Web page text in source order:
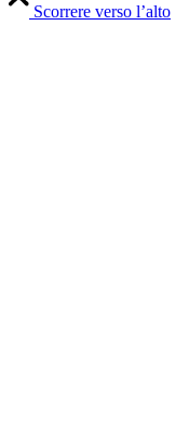
Scorrere verso l’alto